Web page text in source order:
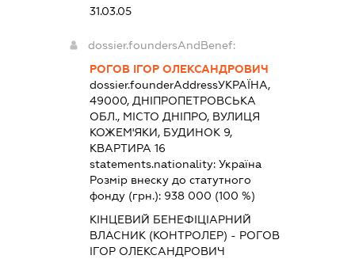
31.03.05
dossier.foundersAndBenef:
РОГОВ ІГОР ОЛЕКСАНДРОВИЧ
dossier.founderAddressУКРАЇНА,
49000, ДНІПРОПЕТРОВСЬКА
ОБЛ., МІСТО ДНІПРО, ВУЛИЦЯ
КОЖЕМ'ЯКИ, БУДИНОК 9,
КВАРТИРА 16
statements.nationality:Україна
Розмір внеску до статутного
фонду (грн.): 938 000 (100 %)
КІНЦЕВИЙ БЕНЕФІЦІАРНИЙ
ВЛАСНИК (КОНТРОЛЕР) - РОГОВ
ІГОР ОЛЕКСАНДРОВИЧ